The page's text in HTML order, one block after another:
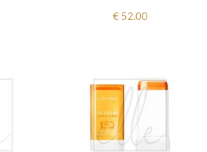
€ 52.00